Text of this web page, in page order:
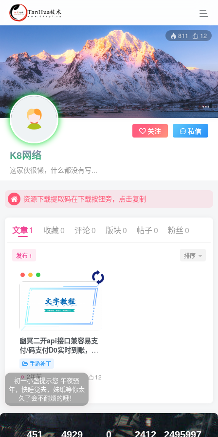
811 12
K8网络
这家伙很懒，什么都没有写...
关注 私信
资源下载提取码在下载按钮旁，点击复制
资源下载提取码在下载按钮旁，点击复制
文章1 收藏0 评论0 版块 0 帖子0 粉丝 0
发布 1 排序
幽冥二开api接口兼容易支
付/码支付D0实时到账，无
需等待，资金安全，及时到
账 手游补丁
2年前 12
451 4929 0 2412 2495997
初一小盏提示您 午夜骚
年，快睡觉去，妹纸等你太
久了会不耐烦的哦！